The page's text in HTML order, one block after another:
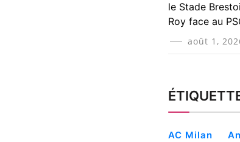
le Stade
Roy face au
août 1,
AC Milan